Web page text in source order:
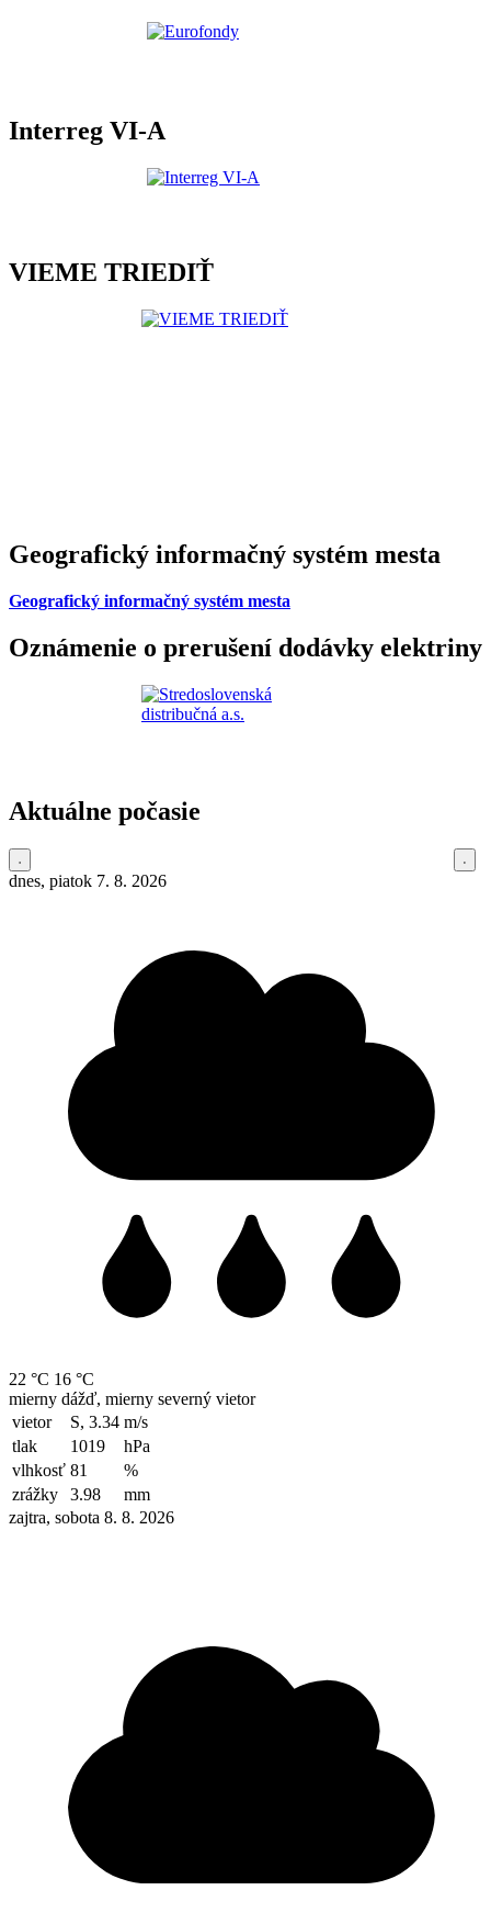
Interreg VI-A
VIEME TRIEDIŤ
Geografický informačný systém mesta
Geografický informačný systém mesta
Oznámenie o prerušení dodávky elektriny
Aktuálne počasie
dnes, piatok 7. 8. 2026
22 °C 16 °C
mierny dážď, mierny severný vietor
vietor
S, 3.34 m/s
tlak
1019
hPa
vlhkosť 81
%
zrážky
3.98
mm
zajtra, sobota 8. 8. 2026